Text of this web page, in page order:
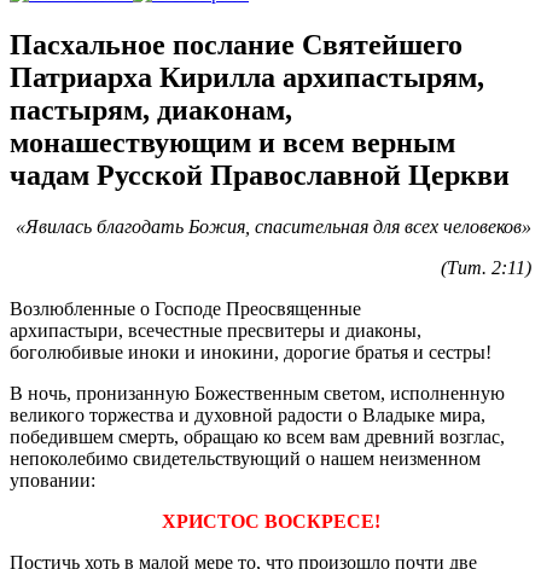
Пасхальное послание Святейшего
Патриарха Кирилла архипастырям,
пастырям, диаконам,
монашествующим и всем верным
чадам Русской Православной Церкви
«Явилась благодать Божия, спасительная для всех человеков»
(Тит. 2:11)
Возлюбленные о Господе Преосвященные
архипастыри, всечестные пресвитеры и диаконы,
боголюбивые иноки и инокини, дорогие братья и сестры!
В ночь, пронизанную Божественным светом, исполненную
великого торжества и духовной радости о Владыке мира,
победившем смерть, обращаю ко всем вам древний возглас,
непоколебимо свидетельствующий о нашем неизменном
уповании:
ХРИСТОС ВОСКРЕСЕ!
Постичь хоть в малой мере то, что произошло почти две